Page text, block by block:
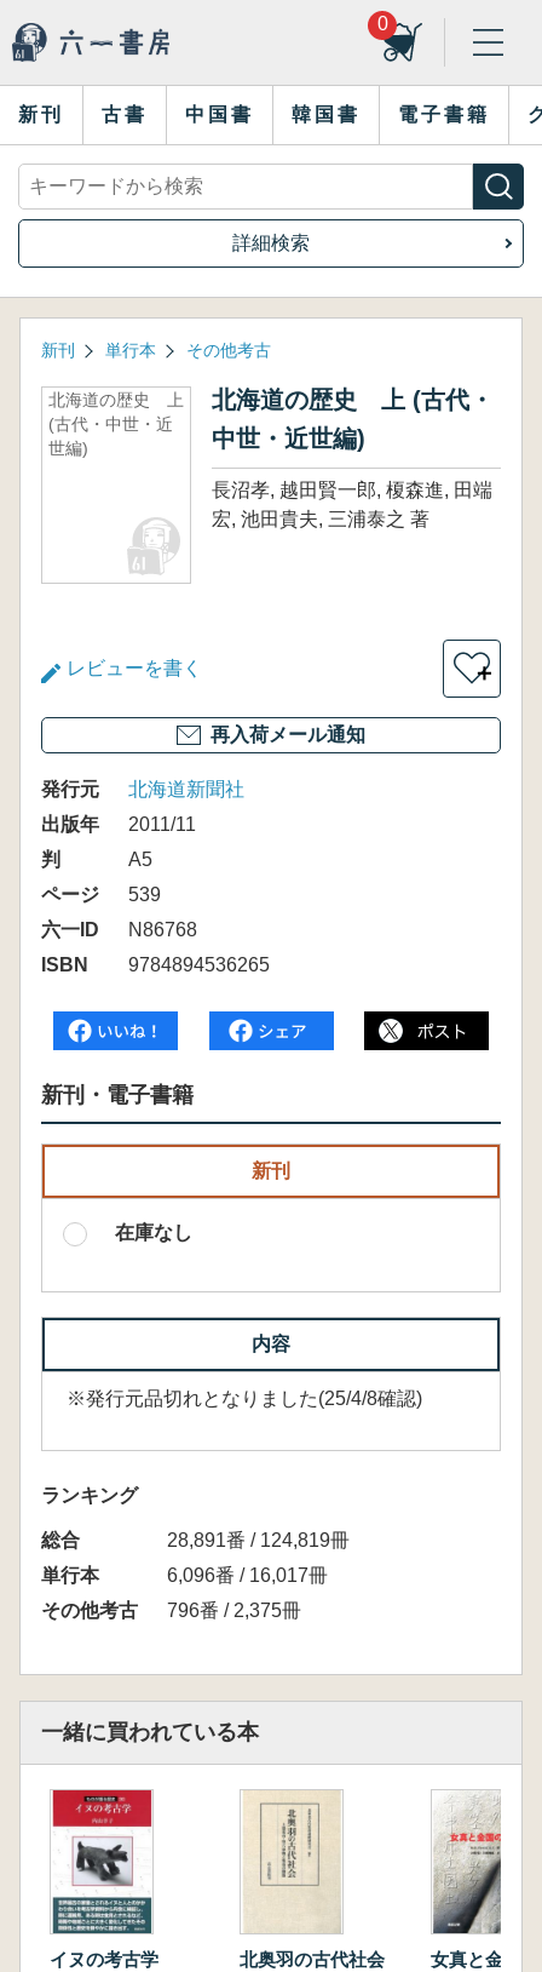
0
新刊 古書 中国書 韓国書 電子書籍
詳細検索
新刊 単行本 その他考古
北海道の歴史 上
(古代・中世・近
世編)
北海道の歴史 上 (古代・
中世・近世編)
長沼孝, 越田賢一郎, 榎森進, 田端
宏, 池田貴夫, 三浦泰之 著
レビューを書く ＋
再入荷メール通知
発行元
北海道新聞社
出版年
2011/11
判
A5
ページ
539
六一ID
N86768
ISBN
9784894536265
新刊・電子書籍
新刊
在庫なし
内容
※発行元品切れとなりました(25/4/8確認)
ランキング
総合
28,891番 / 124,819冊
単行本
6,096番 / 16,017冊
その他考古
796番 / 2,375冊
一緒に買われている本
イヌの考古学
北奥羽の古代社会
女真と金国